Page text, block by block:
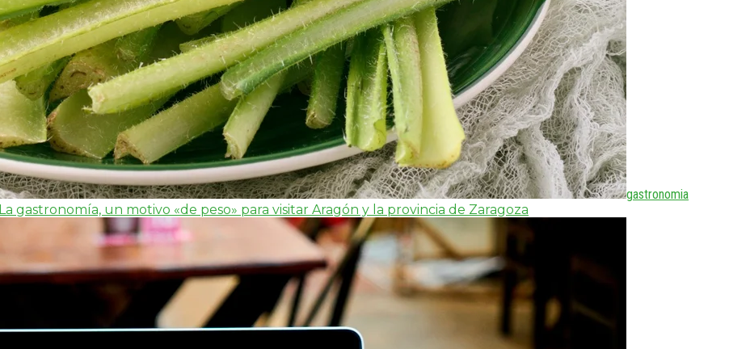
gastronomia
La gastronomía, un motivo «de peso» para visitar Aragón y la provincia de Zaragoza